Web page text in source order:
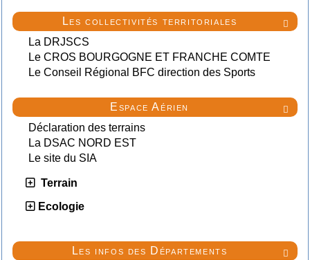

Les collectivités territoriales
La DRJSCS
Le CROS BOURGOGNE ET FRANCHE COMTE
Le Conseil Régional BFC direction des Sports

Espace Aérien
Déclaration des terrains
La DSAC NORD EST
Le site du SIA
Terrain
Ecologie

Les infos des Départements